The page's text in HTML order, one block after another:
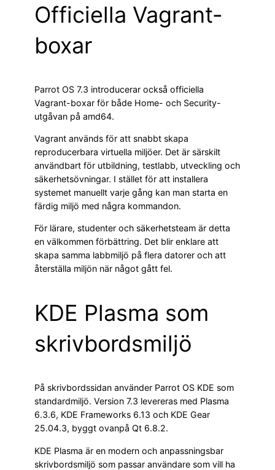
Officiella Vagrant-
boxar
Parrot OS 7.3 introducerar också officiella
Vagrant-boxar för både Home- och Security-
utgåvan på amd64.
Vagrant används för att snabbt skapa
reproducerbara virtuella miljöer. Det är särskilt
användbart för utbildning, testlabb, utveckling och
säkerhetsövningar. I stället för att installera
systemet manuellt varje gång kan man starta en
färdig miljö med några kommandon.
För lärare, studenter och säkerhetsteam är detta
en välkommen förbättring. Det blir enklare att
skapa samma labbmiljö på flera datorer och att
återställa miljön när något gått fel.
KDE Plasma som
skrivbordsmiljö
På skrivbordssidan använder Parrot OS KDE som
standardmiljö. Version 7.3 levereras med Plasma
6.3.6, KDE Frameworks 6.13 och KDE Gear
25.04.3, byggt ovanpå Qt 6.8.2.
KDE Plasma är en modern och anpassningsbar
skrivbordsmiljö som passar användare som vill ha